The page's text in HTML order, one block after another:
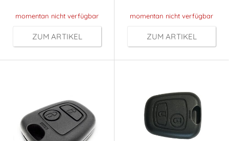
momentan nicht verfügbar
ZUM ARTIKEL
momentan nicht verfügbar
ZUM ARTIKEL